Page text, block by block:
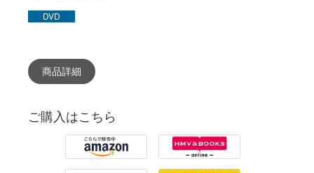
DVD
商品詳細
ご購入はこちら
Amazon HMV